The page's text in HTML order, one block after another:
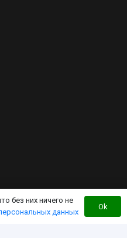
квадроцикла
без них ничего не
данных
Ok